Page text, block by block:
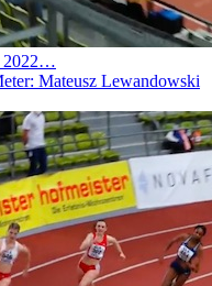
2022…
Mateusz Lewandowski